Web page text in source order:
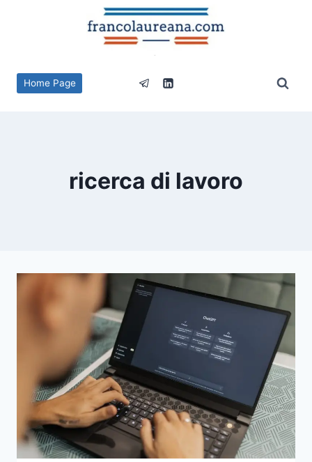
Home Page
ricerca di lavoro